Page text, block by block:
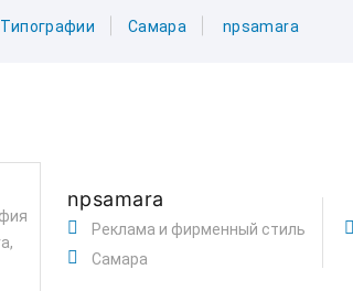
Типографии Самара npsamara
npsamara
Реклама и фирменный стиль
Самара